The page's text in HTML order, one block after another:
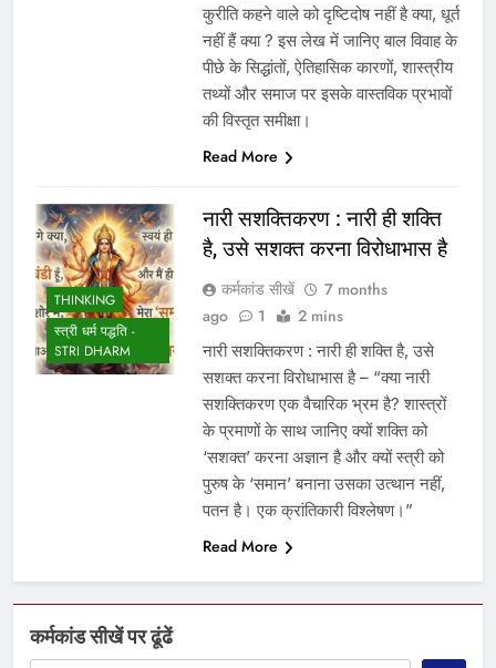
कुरीति कहने वाले को दृष्टिदोष नहीं है क्या, धूर्त
नहीं हैं क्या ? इस लेख में जानिए बाल विवाह के
पीछे के सिद्धांतों, ऐतिहासिक कारणों, शास्त्रीय
तथ्यों और समाज पर इसके वास्तविक प्रभावों
की विस्तृत समीक्षा।
Read More
THINKING
स्त्री धर्म पद्धति -
STRI DHARM
नारी सशक्तिकरण : नारी ही शक्ति
है, उसे सशक्त करना विरोधाभास है
कर्मकांड सीखें
7 months
ago
1 2 mins
नारी सशक्तिकरण : नारी ही शक्ति है, उसे
सशक्त करना विरोधाभास है – “क्या नारी
सशक्तिकरण एक वैचारिक भ्रम है? शास्त्रों
के प्रमाणों के साथ जानिए क्यों शक्ति को
‘सशक्त’ करना अज्ञान है और क्यों स्त्री को
पुरुष के ‘समान’ बनाना उसका उत्थान नहीं,
पतन है। एक क्रांतिकारी विश्लेषण।”
Read More
कर्मकांड सीखें पर ढूंढें